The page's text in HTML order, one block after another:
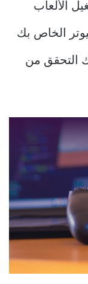
الخاص بك
التحقق من